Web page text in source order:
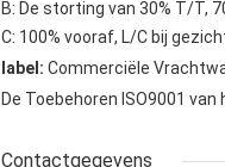
B: De storting van 30% T/T,
C: 100% vooraf, L/C bij
label: Commerciële
De Toebehoren ISO9001
Contactgegevens